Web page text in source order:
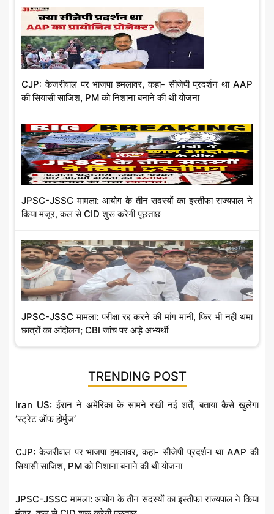
त्रा
ल
य
D
डा
य
री
न
ग
र
-
नि
ग
म
CJP: केजरीवाल पर भाजपा हमलावर, कहा- सीजेपी प्रदर्शन था AAP
की सियासी साजिश, PM को निशाना बनाने की थी योजना
JPSC-JSSC मामला: आयोग के तीन सदस्यों का इस्तीफा राज्यपाल ने
किया मंजूर, कल से CID शुरू करेगी पूछताछ
JPSC-JSSC मामला: परीक्षा रद्द करने की मांग मानी, फिर भी नहीं थमा
छात्रों का आंदोलन; CBI जांच पर अड़े अभ्यर्थी
TRENDING POST
Iran US: ईरान ने अमेरिका के सामने रखी नई शर्तें, बताया कैसे खुलेगा
‘स्ट्रेट ऑफ होर्मुज’
CJP: केजरीवाल पर भाजपा हमलावर, कहा- सीजेपी प्रदर्शन था AAP की
सियासी साजिश, PM को निशाना बनाने की थी योजना
JPSC-JSSC मामला: आयोग के तीन सदस्यों का इस्तीफा राज्यपाल ने किया